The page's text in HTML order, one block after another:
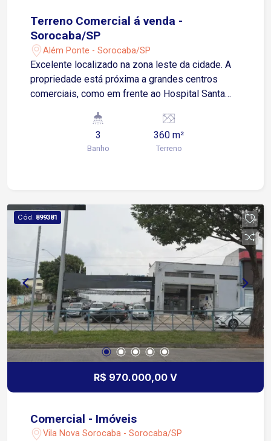
Terreno Comercial á venda -
Sorocaba/SP
Além Ponte - Sorocaba/SP
Excelente localizado na zona leste da cidade. A
propriedade está próxima a grandes centros
comerciais, como em frente ao Hospital Santa
combustíveis, lanchonetes, restaurantes,
academias, bancos etc... além de oferecer fácil
acesso ao centro da cidade. Este imóvel oferece
3
Banho
360 m²
Terreno
Cód. 899381
R$ 970.000,00 V
Comercial - Imóveis
Vila Nova Sorocaba - Sorocaba/SP